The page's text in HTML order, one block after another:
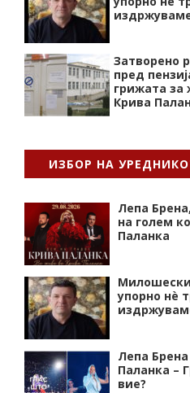
Затворено
пред
грижата за
Крива
ИЗБОР НА
Лепа
на голем
Паланка
упорно нѐ
Лепа
Паланка –
вие?